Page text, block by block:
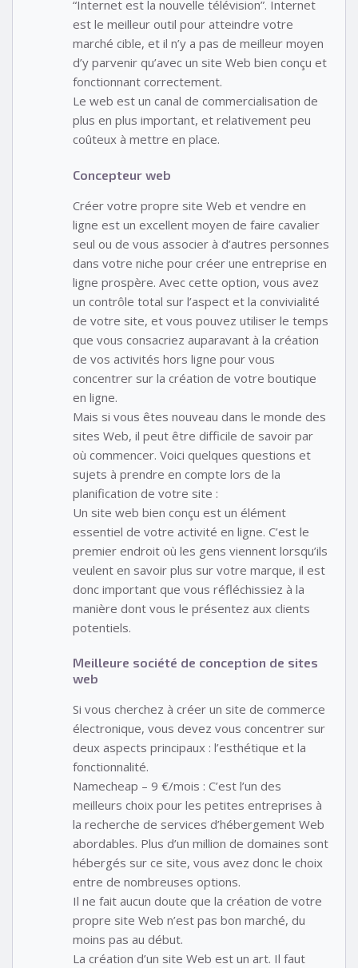
“Internet est la nouvelle télévision”. Internet
est le meilleur outil pour atteindre votre
marché cible, et il n’y a pas de meilleur moyen
d’y parvenir qu’avec un site Web bien conçu et
fonctionnant correctement.
Le web est un canal de commercialisation de
plus en plus important, et relativement peu
coûteux à mettre en place.
Concepteur web
Créer votre propre site Web et vendre en
ligne est un excellent moyen de faire cavalier
seul ou de vous associer à d’autres personnes
dans votre niche pour créer une entreprise en
ligne prospère. Avec cette option, vous avez
un contrôle total sur l’aspect et la convivialité
de votre site, et vous pouvez utiliser le temps
que vous consacriez auparavant à la création
de vos activités hors ligne pour vous
concentrer sur la création de votre boutique
en ligne.
Mais si vous êtes nouveau dans le monde des
sites Web, il peut être difficile de savoir par
où commencer. Voici quelques questions et
sujets à prendre en compte lors de la
planification de votre site :
Un site web bien conçu est un élément
essentiel de votre activité en ligne. C’est le
premier endroit où les gens viennent lorsqu’ils
veulent en savoir plus sur votre marque, il est
donc important que vous réfléchissiez à la
manière dont vous le présentez aux clients
potentiels.
Meilleure société de conception de sites
web
Si vous cherchez à créer un site de commerce
électronique, vous devez vous concentrer sur
deux aspects principaux : l’esthétique et la
fonctionnalité.
Namecheap – 9 €/mois : C’est l’un des
meilleurs choix pour les petites entreprises à
la recherche de services d’hébergement Web
abordables. Plus d’un million de domaines sont
hébergés sur ce site, vous avez donc le choix
entre de nombreuses options.
Il ne fait aucun doute que la création de votre
propre site Web n’est pas bon marché, du
moins pas au début.
La création d’un site Web est un art. Il faut